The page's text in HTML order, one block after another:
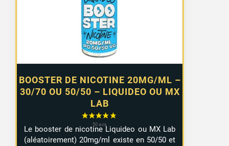
BOOSTER DE NICOTINE 20MG/ML –
30/70 OU 50/50 – LIQUIDEO OU MX
LAB
à
7,99 €
Le booster de nicotine Liquideo ou MX Lab
(aléatoirement) 20mg/ml existe en 50/50 et